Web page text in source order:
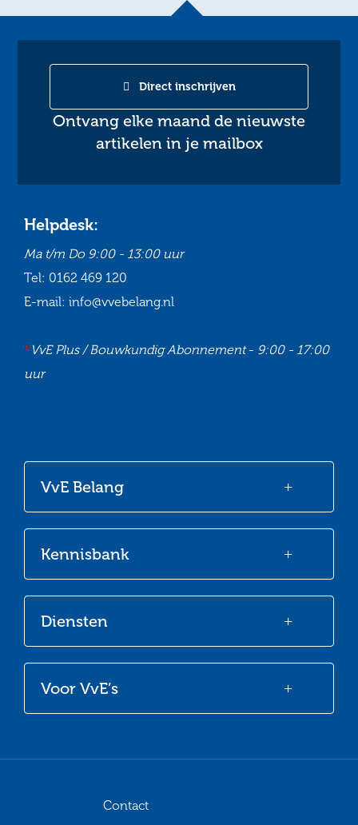
Ontvang elke maand de nieuwste
artikelen in je mailbox
Direct inschrijven
Voor VvE’s
Diensten
Kennisbank
VvE Belang
Helpdesk:
Ma t/m Do 9:00 - 13:00 uur
Tel: 0162 469 120
E-mail: info@vvebelang.nl
*VvE Plus / Bouwkundig Abonnement- 9:00 - 17:00
uur
Facebook
Contact